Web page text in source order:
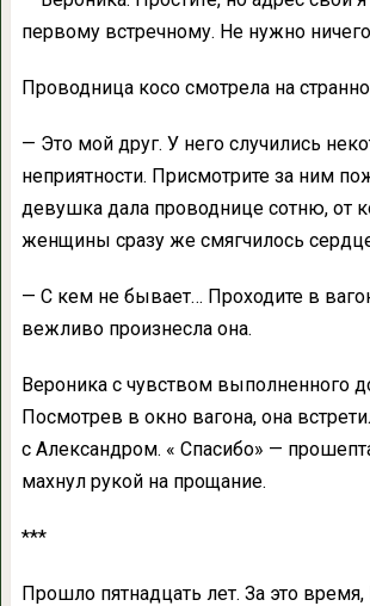
первому встречному. Не нужно
Проводница косо смотрела на
— Это мой друг. У него случились
неприятности. Присмотрите за ним
девушка дала проводнице сотню, от
женщины сразу же смягчилось
— С кем не бывает… Проходите в
вежливо произнесла она.
Вероника с чувством выполненного
Посмотрев в окно вагона, она
с Александром. « Спасибо» —
махнул рукой на прощание.
***
Прошло пятнадцать лет. За это